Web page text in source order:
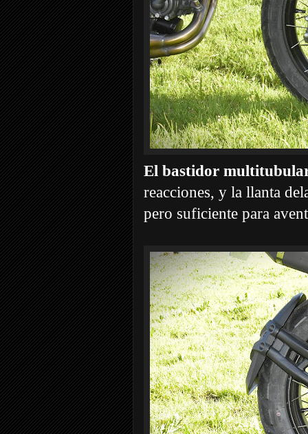
El bastidor
reacciones, y la llanta
pero suficiente para